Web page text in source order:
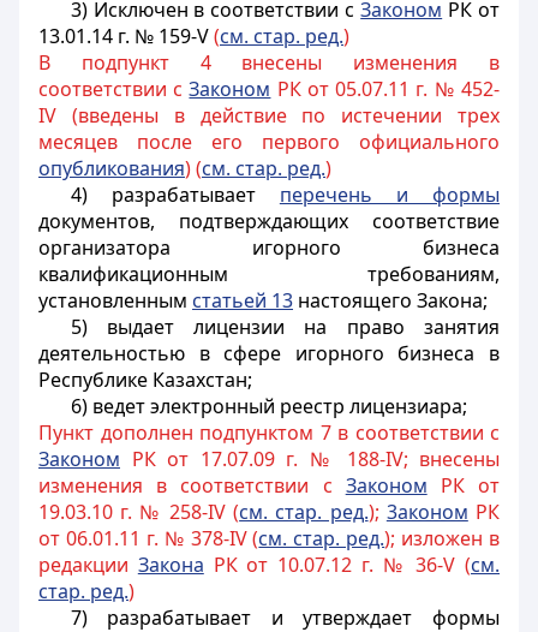
3) Исключен в соответствии сЗаконом РК от
13.01.14 г. № 159-V(см. стар. ред.)
В подпункт 4 внесены изменения в
соответствии сЗаконом РК от 05.07.11 г. № 452-
IV (введены в действие по истечении трех
месяцев после его первого официального
опубликования) (см. стар. ред.)
4) разрабатывает перечень и формы
документов, подтверждающих соответствие
организатора игорного бизнеса
квалификационным требованиям,
установленным статьей 13 настоящего Закона;
5) выдает лицензии на право занятия
деятельностью в сфере игорного бизнеса в
Республике Казахстан;
6) ведет электронный реестр лицензиара;
Пункт дополнен подпунктом 7 в соответствии с
Законом РК от 17.07.09 г. № 188-IV; внесены
изменения в соответствии с Законом РК от
19.03.10 г. № 258-IV (см. стар. ред.); 3аконом РК
от 06.01.11 г. № 378-IV (см. стар. ред.); изложен в
редакции Закона РК от 10.07.12 г. № 36-V (см.
стар. ред.)
7) разрабатывает и утверждает формы